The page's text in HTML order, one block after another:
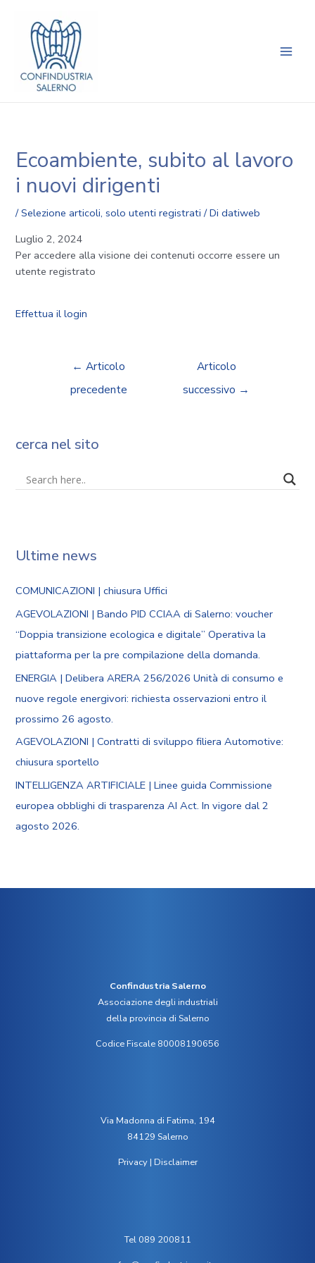
contenuto
Ecoambiente, subito al lavoro
i nuovi dirigenti
/Selezione articoli,solo utenti registrati / Didatiweb
Luglio 2, 2024
Per accedere alla visione dei contenuti occorre essere un
utente registrato
Effettua il login
articoli
← Articolo
precedente
Articolo
successivo →
cerca nel sito
Ultime news
COMUNICAZIONI | chiusura Uffici
AGEVOLAZIONI | Bando PID CCIAA di Salerno: voucher
“Doppia transizione ecologica e digitale” Operativa la
piattaforma per la pre compilazione della domanda.
ENERGIA | Delibera ARERA 256/2026 Unità di consumo e
nuove regole energivori: richiesta osservazioni entro il
prossimo 26 agosto.
AGEVOLAZIONI | Contratti di sviluppo filiera Automotive:
chiusura sportello
INTELLIGENZA ARTIFICIALE | Linee guida Commissione
europea obblighi di trasparenza AI Act. In vigore dal 2
agosto 2026.
Confindustria Salerno
Associazione degli industriali
della provincia di Salerno
Codice Fiscale 80008190656
Via Madonna di Fatima, 194
84129 Salerno
Privacy| Disclaimer
Tel 089 200811